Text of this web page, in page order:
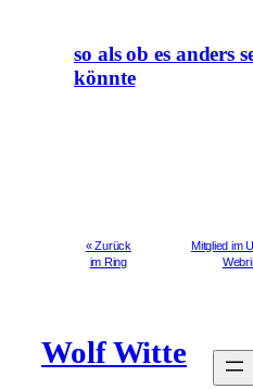
so als ob es anders
könnte
« Zurück
im Ring
Mitglied im
Wolf Witte